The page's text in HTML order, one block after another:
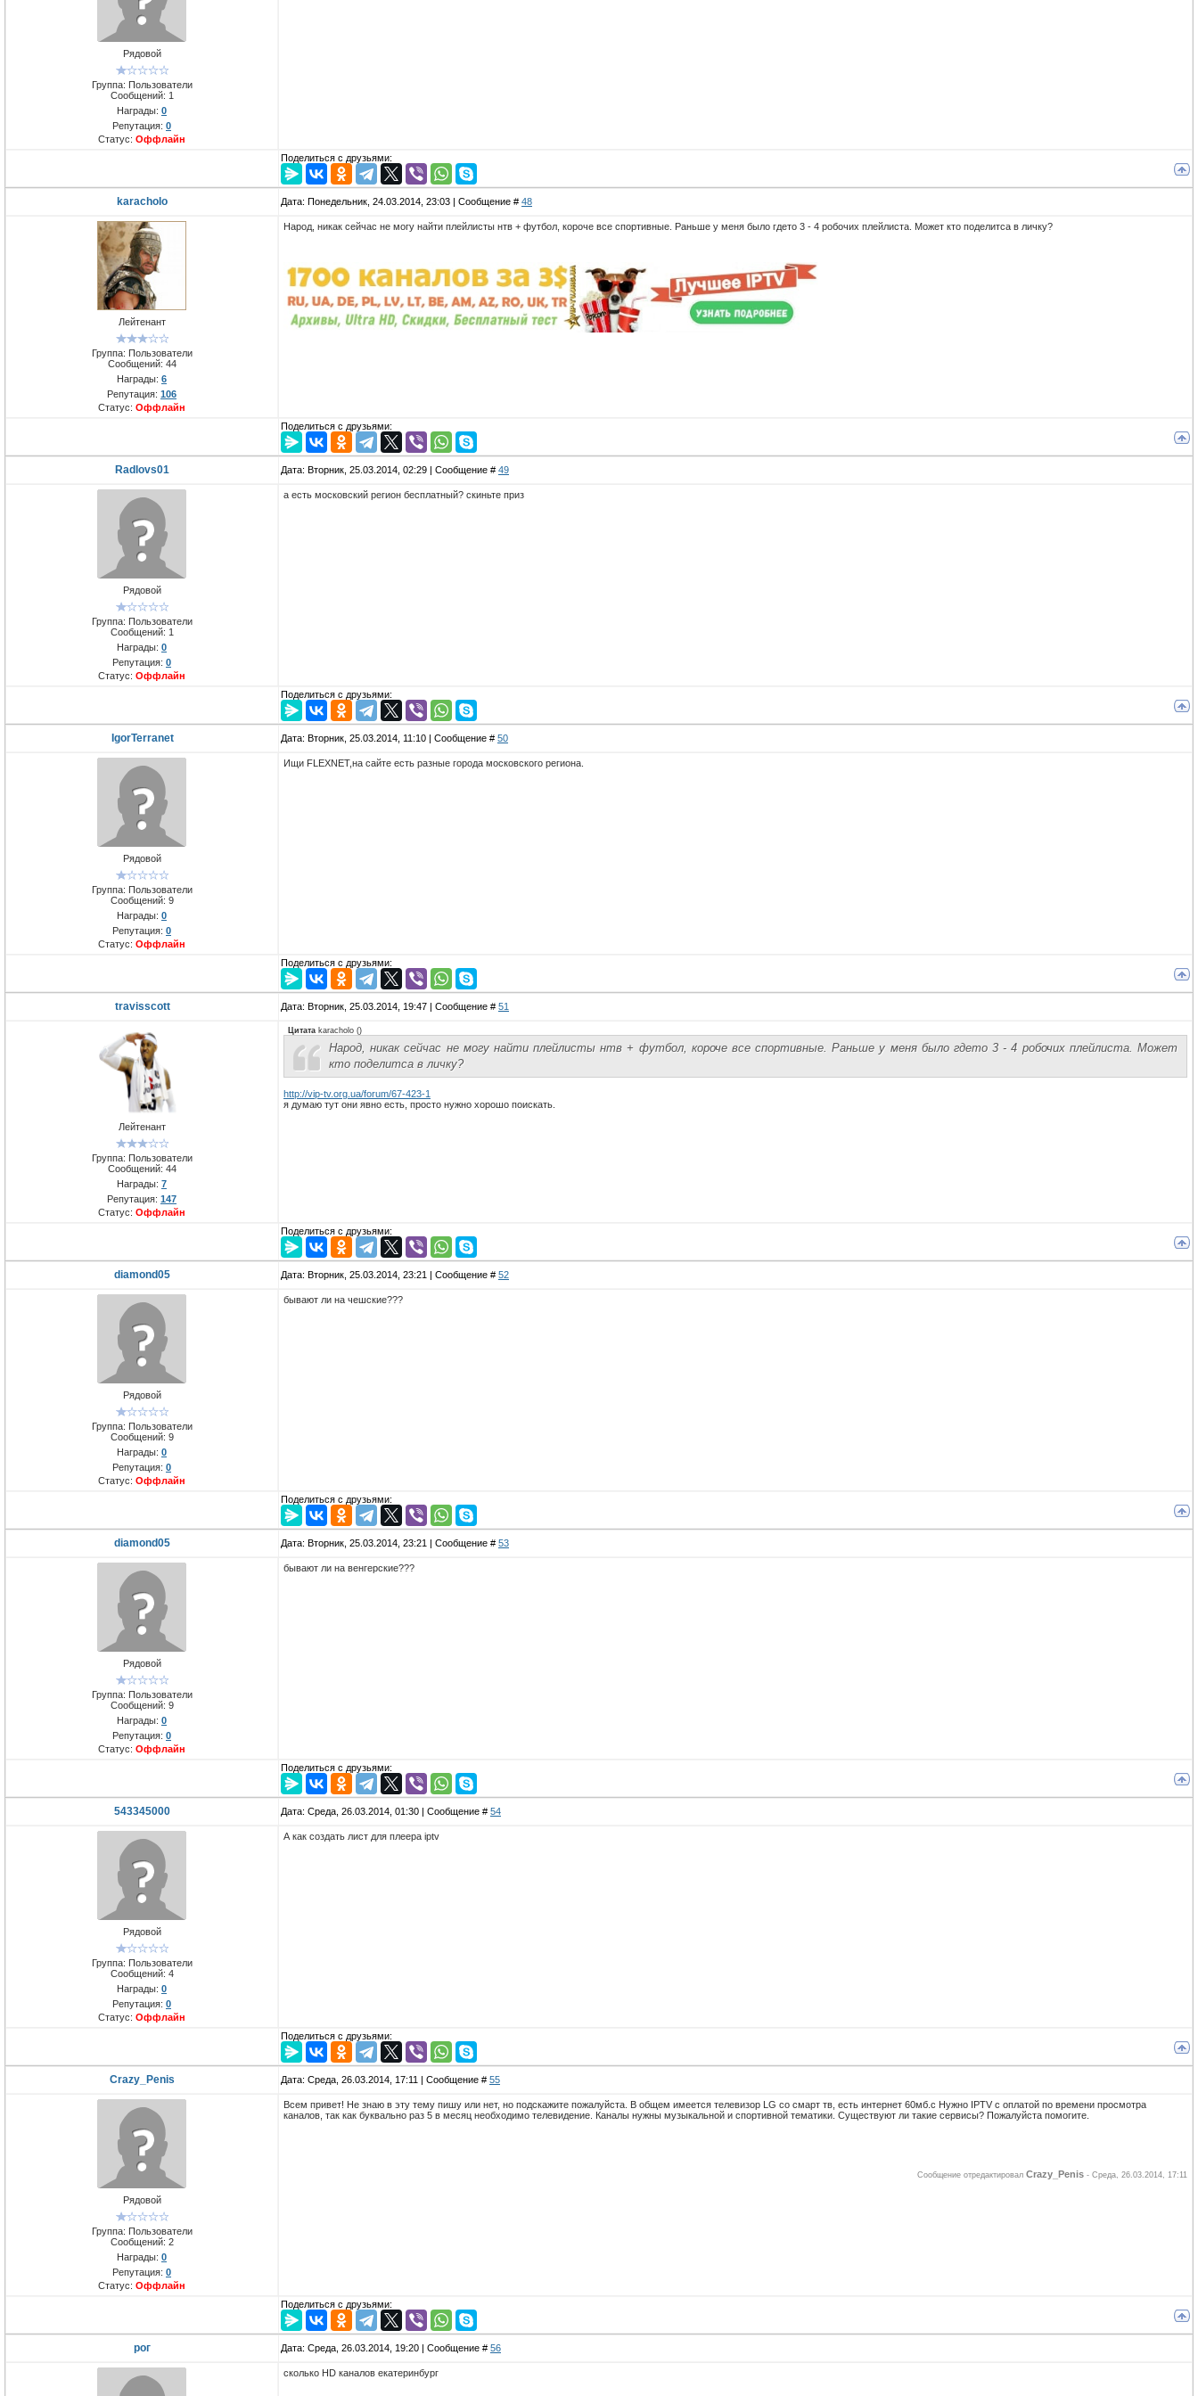
Рядовой
Группа: Пользователи
Сообщений: 1
Награды: 0
Репутация: 0
Статус: Оффлайн
Поделиться с друзьями:
karacholo Дата: Понедельник, 24.03.2014, 23:03 | Сообщение # 48
Лейтенант
Группа: Пользователи
Сообщений: 44
Награды: 6
Репутация: 106
Статус: Оффлайн
Народ, никак сейчас не могу найти плейлисты нтв + футбол, короче все спортивные. Раньше у меня было гдето 3 - 4 робочих плейлиста. Может кто поделитса в личку?
Поделиться с друзьями:
Radlovs01 Дата: Вторник, 25.03.2014, 02:29 | Сообщение # 49
Рядовой
Группа: Пользователи
Сообщений: 1
Награды: 0
Репутация: 0
Статус: Оффлайн
а есть московский регион бесплатный? скиньте приз
Поделиться с друзьями:
IgorTerranet Дата: Вторник, 25.03.2014, 11:10 | Сообщение # 50
Рядовой
Группа: Пользователи
Сообщений: 9
Награды: 0
Репутация: 0
Статус: Оффлайн
Ищи FLEXNET,на сайте есть разные города московского региона.
Поделиться с друзьями:
travisscott Дата: Вторник, 25.03.2014, 19:47 | Сообщение # 51
Лейтенант
Группа: Пользователи
Сообщений: 44
Награды: 7
Репутация: 147
Статус: Оффлайн
Цитата karacholo ()
Народ, никак сейчас не могу найти плейлисты нтв + футбол, короче все спортивные. Раньше у меня было гдето 3 - 4 робочих плейлиста. Может
кто поделитса в личку?
http://vip-tv.org.ua/forum/67-423-1
я думаю тут они явно есть, просто нужно хорошо поискать.
Поделиться с друзьями:
diamond05 Дата: Вторник, 25.03.2014, 23:21 | Сообщение # 52
Рядовой
Группа: Пользователи
Сообщений: 9
Награды: 0
Репутация: 0
Статус: Оффлайн
бывают ли на чешские???
Поделиться с друзьями:
diamond05 Дата: Вторник, 25.03.2014, 23:21 | Сообщение # 53
Рядовой
Группа: Пользователи
Сообщений: 9
Награды: 0
Репутация: 0
Статус: Оффлайн
бывают ли на венгерские???
Поделиться с друзьями:
543345000 Дата: Среда, 26.03.2014, 01:30 | Сообщение # 54
Рядовой
Группа: Пользователи
Сообщений: 4
Награды: 0
Репутация: 0
Статус: Оффлайн
А как создать лист для плеера iptv
Поделиться с друзьями:
Crazy_Penis Дата: Среда, 26.03.2014, 17:11 | Сообщение # 55
Рядовой
Группа: Пользователи
Сообщений: 2
Награды: 0
Репутация: 0
Статус: Оффлайн
Всем привет! Не знаю в эту тему пишу или нет, но подскажите пожалуйста. В общем имеется телевизор LG со смарт тв, есть интернет 60мб.с Нужно IPTV с оплатой по времени просмотра
каналов, так как буквально раз 5 в месяц необходимо телевидение. Каналы нужны музыкальной и спортивной тематики. Существуют ли такие сервисы? Пожалуйста помогите.
Сообщение отредактировал Crazy_Penis - Среда, 26.03.2014, 17:11
Поделиться с друзьями:
рог Дата: Среда, 26.03.2014, 19:20 | Сообщение # 56
сколько HD каналов екатеринбург